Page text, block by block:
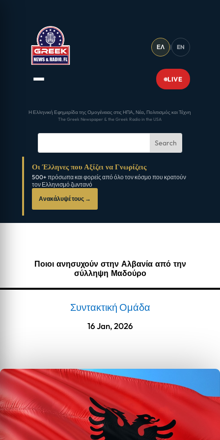
ΕΛ | EN
LIVE
Η Ελληνική Εφημερίδα της Ομογένειας στις ΗΠΑ, Νέα, Πολιτισμός και Τέχνη
The Greek Newspaper & the Greek Radio in the USA
Οι Έλληνες που Αξίζει να Γνωρίζεις
500+ πρόσωπα και φορείς από όλο τον κόσμο που κρατούν
τον Ελληνισμό ζωντανό
Ανακάλυψέ τους →
Ποιοι ανησυχούν στην Αλβανία από την
σύλληψη Μαδούρο
Συντακτική Ομάδα
16 Jan, 2026